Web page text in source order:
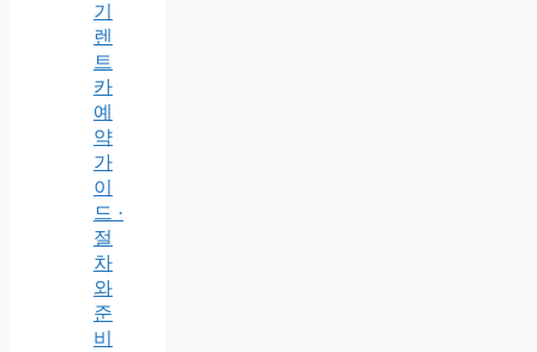
기
렌
트
카
예
약
가
이
드 ·
절
차
와
준
비